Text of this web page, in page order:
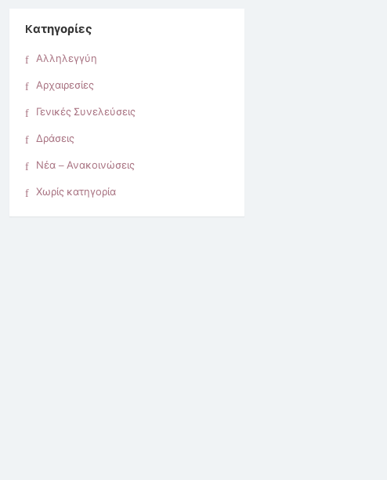
Kατηγορίες
Αλληλεγγύη
Αρχαιρεσίες
Γενικές Συνελεύσεις
Δράσεις
Νέα – Ανακοινώσεις
Χωρίς κατηγορία